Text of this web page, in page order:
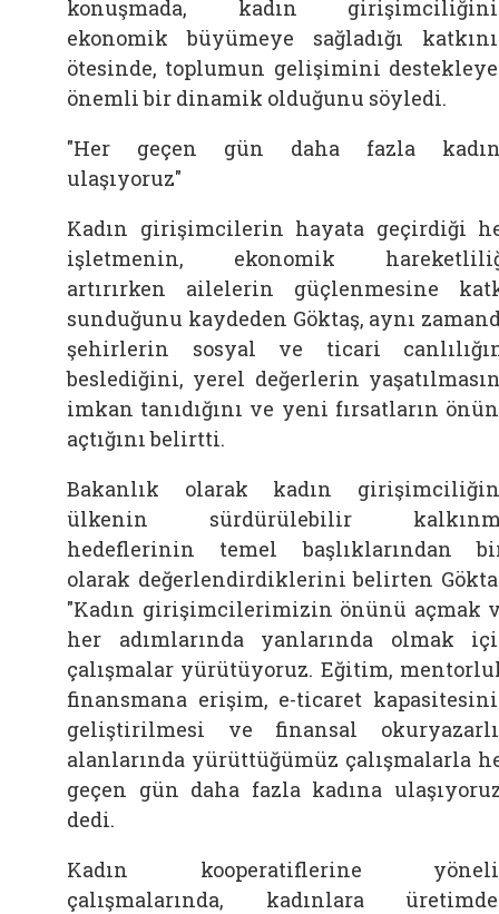
konuşmada, kadın
ekonomik büyümeye sağladığı
ötesinde, toplumun gelişimini
önemli bir dinamik olduğunu söyledi.
"Her geçen gün daha fazla
ulaşıyoruz"
Kadın girişimcilerin hayata geçirdiği
işletmenin, ekonomik
artırırken ailelerin güçlenmesine
sunduğunu kaydeden Göktaş, aynı
şehirlerin sosyal ve ticari
beslediğini, yerel değerlerin
imkan tanıdığını ve yeni fırsatların
açtığını belirtti.
Bakanlık olarak kadın
ülkenin sürdürülebilir
hedeflerinin temel başlıklarından
olarak değerlendirdiklerini belirten
"Kadın girişimcilerimizin önünü açmak
her adımlarında yanlarında olmak
çalışmalar yürütüyoruz. Eğitim,
finansmana erişim, e-ticaret
geliştirilmesi ve finansal
alanlarında yürüttüğümüz çalışmalarla
geçen gün daha fazla kadına
dedi.
Kadın kooperatiflerine
çalışmalarında, kadınlara